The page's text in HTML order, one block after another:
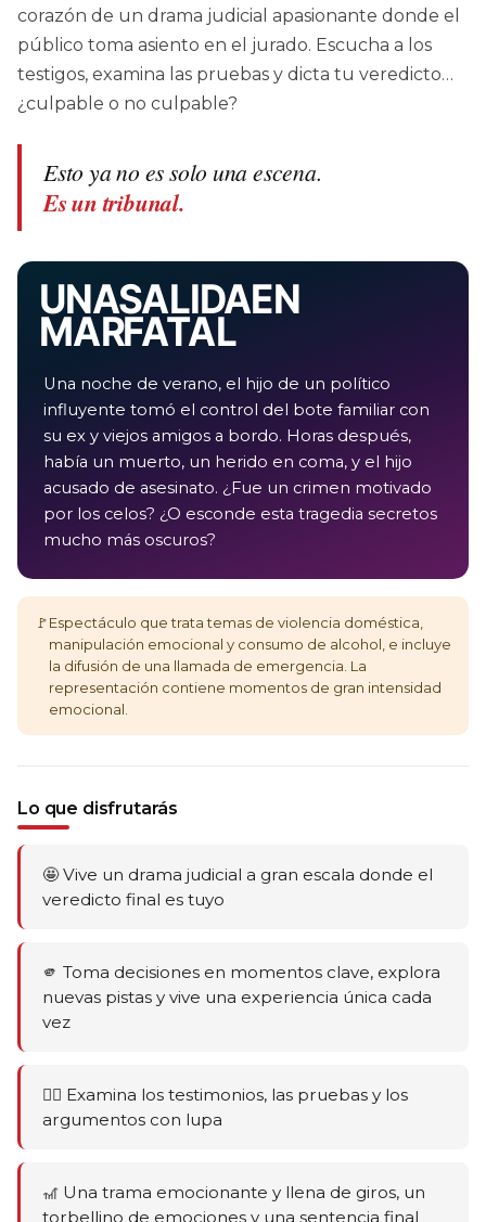
corazón de un drama judicial apasionante donde el
público toma asiento en el jurado. Escucha a los
testigos, examina las pruebas y dicta tu veredicto…
¿culpable o no culpable?
Esto ya no es solo una escena.
Es un tribunal.
UNA SALIDA EN
MAR FATAL
Una noche de verano, el hijo de un político
influyente tomó el control del bote familiar con
su ex y viejos amigos a bordo. Horas después,
había un muerto, un herido en coma, y el hijo
acusado de asesinato. ¿Fue un crimen motivado
por los celos? ¿O esconde esta tragedia secretos
mucho más oscuros?
🚩Espectáculo que trata temas de violencia doméstica,
manipulación emocional y consumo de alcohol, e incluye
la difusión de una llamada de emergencia. La
representación contiene momentos de gran intensidad
emocional.
Lo que disfrutarás
🤩 Vive un drama judicial a gran escala donde el
veredicto final es tuyo
🫵 Toma decisiones en momentos clave, explora
nuevas pistas y vive una experiencia única cada
vez
🕵️‍♂️ Examina los testimonios, las pruebas y los
argumentos con lupa
🎢 Una trama emocionante y llena de giros, un
torbellino de emociones y una sentencia final